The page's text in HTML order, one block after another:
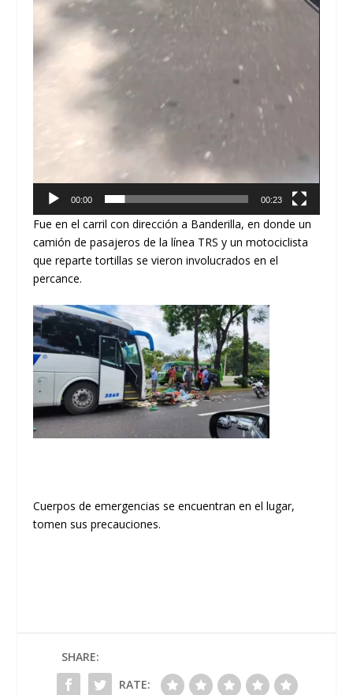
00:00 00:23
Fue en el carril con dirección a Banderilla, en donde un
camión de pasajeros de la línea TRS y un motociclista
que reparte tortillas se vieron involucrados en el
percance.
Cuerpos de emergencias se encuentran en el lugar,
tomen sus precauciones.
SHARE:
RATE: